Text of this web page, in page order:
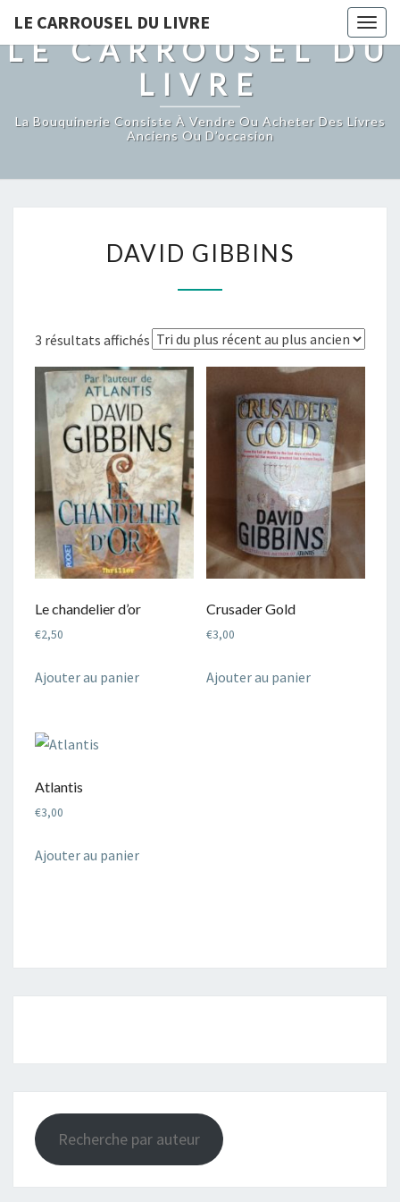
LE CARROUSEL DU LIVRE
LE CARROUSEL DU
LIVRE
La Bouquinerie Consiste À Vendre Ou Acheter Des Livres
Anciens Ou D’occasion
GIBBINS
DAVID GIBBINS
3 résultats affichés Trié
du
plus
récent
au
plus
ancien
Le chandelier d’or
€2,50
Ajouter au panier
Crusader Gold
€3,00
Ajouter au panier
Atlantis
€3,00
Ajouter au panier
Recherche par auteur